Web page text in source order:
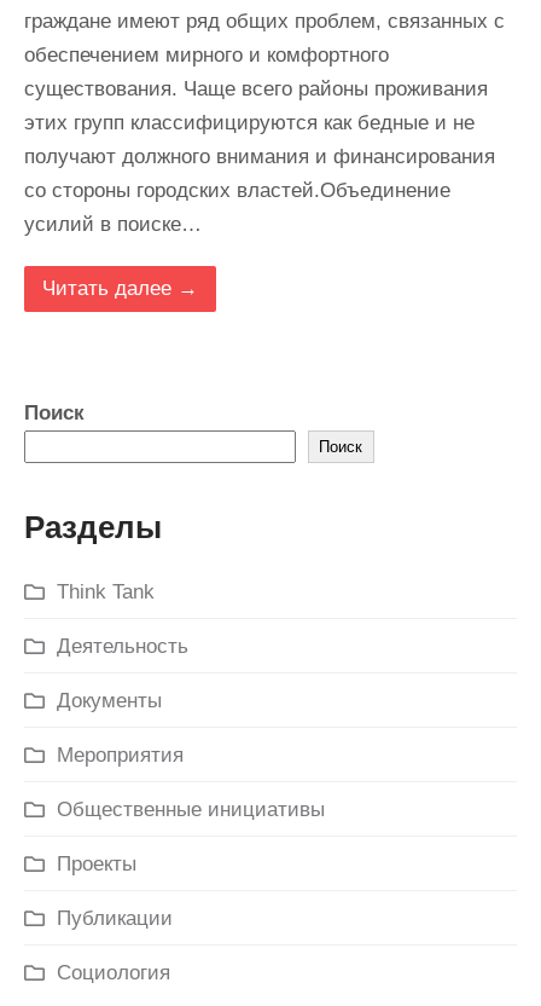
граждане имеют ряд общих проблем, связанных с
обеспечением мирного и комфортного
существования. Чаще всего районы проживания
этих групп классифицируются как бедные и не
получают должного внимания и финансирования
со стороны городских властей.Объединение
усилий в поиске…
Читать далее →
Поиск
Поиск
Разделы
Think Tank
Деятельность
Документы
Мероприятия
Общественные инициативы
Проекты
Публикации
Социология